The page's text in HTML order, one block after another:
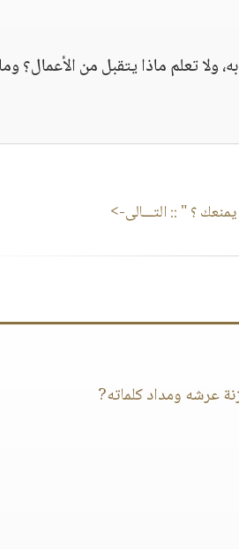
ولا تعلم ماذا يتقبل من الأعمال؟
يمنعك ؟ " :: التـــالى->
عرشه ومداد كلماته?